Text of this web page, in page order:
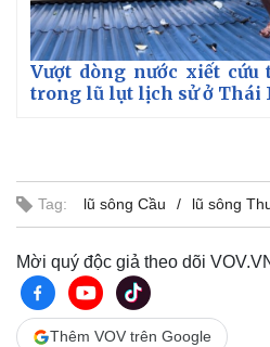
Vượt dòng nước xiết
trong lũ lụt lịch sử ở Thái
Tag: lũ sông Cầu lũ sông
Mời quý độc giả theo dõi
Thêm VOV trên Google